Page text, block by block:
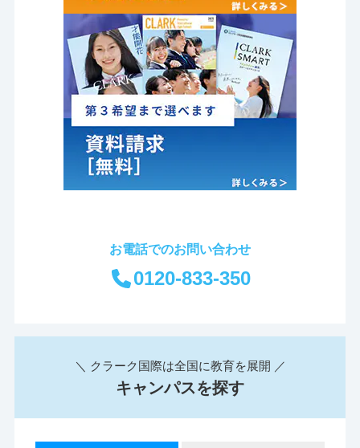
お電話でのお問い合わせ
0120-833-350
＼ クラーク国際は全国に教育を展開 ／
キャンパスを探す